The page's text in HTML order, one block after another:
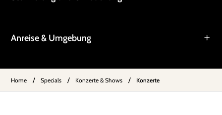
Anreise & Umgebung
Home / Specials / Konzerte & Shows / Konzerte